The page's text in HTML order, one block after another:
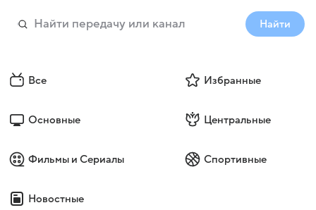
Найти
Все Избранные
Основные Центральные
Фильмы и Сериалы Спортивные
Новостные